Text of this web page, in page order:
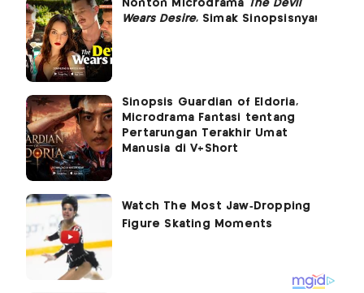
Nonton Microdrama The Devil
Wears Desire, Simak Sinopsisnya!
Sinopsis Guardian of Eldoria,
Microdrama Fantasi tentang
Pertarungan Terakhir Umat
Manusia di V+Short